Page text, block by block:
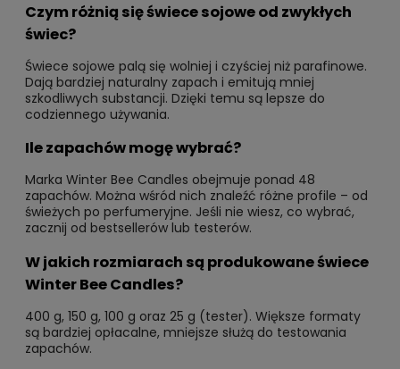
Czym różnią się świece sojowe od zwykłych
świec?
Świece sojowe palą się wolniej i czyściej niż parafinowe.
Dają bardziej naturalny zapach i emitują mniej
szkodliwych substancji. Dzięki temu są lepsze do
codziennego używania.
Ile zapachów mogę wybrać?
Marka Winter Bee Candles obejmuje ponad 48
zapachów. Można wśród nich znaleźć różne profile – od
świeżych po perfumeryjne. Jeśli nie wiesz, co wybrać,
zacznij od bestsellerów lub testerów.
W jakich rozmiarach są produkowane świece
Winter Bee Candles?
400 g, 150 g, 100 g oraz 25 g (tester). Większe formaty
są bardziej opłacalne, mniejsze służą do testowania
zapachów.